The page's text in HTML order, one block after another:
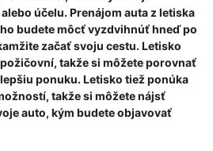
účelu. Prenájom auta z letiska
budete môcť vyzdvihnúť hneď po
začať svoju cestu. Letisko
takže si môžete porovnať
ponuku. Letisko tiež ponúka
takže si môžete nájsť
auto, kým budete objavovať